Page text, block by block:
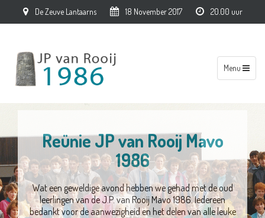
De Zeuve Lantaarns 18 November 2017 20.00 uur
Toggle
navigation
Menu
Reünie JP van Rooij Mavo
1986
Wat een geweldige avond hebben we gehad met de oud
leerlingen van de J.P. van Rooij Mavo 1986. Iedereen
bedankt voor de aanwezigheid en het delen van alle leuke